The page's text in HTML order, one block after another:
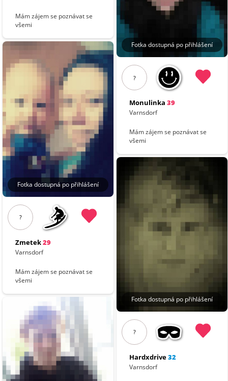
Mám zájem se poznávat se
všemi
Fotka dostupná po přihlášení
?
Zmetek29
Varnsdorf
Mám zájem se poznávat se
všemi
Fotka dostupná po přihlášení
?
Monulinka 39
Varnsdorf
Mám zájem se poznávat se
všemi
Fotka dostupná po přihlášení
?
Hardxdrive32
Varnsdorf